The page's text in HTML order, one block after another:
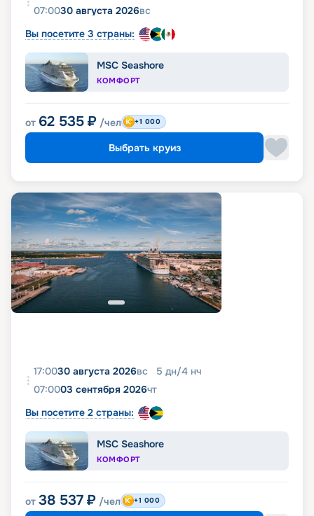
07:0030 августа 2026вс
Вы посетите 3 страны:
MSC Seashore
КОМФОРТ
от 62 535 ₽ /чел +1 000
Выбрать круиз
17:0030 августа 2026вс 5 дн/4 нч
07:0003 сентября 2026чт
Вы посетите 2 страны:
MSC Seashore
КОМФОРТ
от 38 537 ₽ /чел +1 000